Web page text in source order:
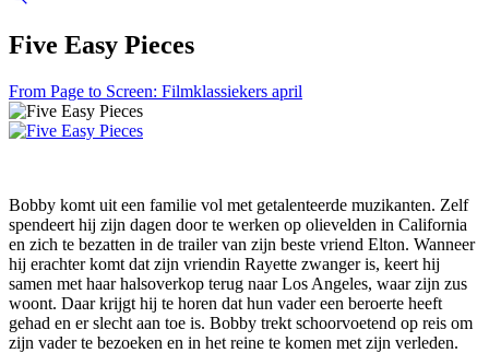
Five Easy Pieces
From Page to Screen: Filmklassiekers april
Bobby komt uit een familie vol met getalenteerde muzikanten. Zelf
spendeert hij zijn dagen door te werken op olievelden in California
en zich te bezatten in de trailer van zijn beste vriend Elton. Wanneer
hij erachter komt dat zijn vriendin Rayette zwanger is, keert hij
samen met haar halsoverkop terug naar Los Angeles, waar zijn zus
woont. Daar krijgt hij te horen dat hun vader een beroerte heeft
gehad en er slecht aan toe is. Bobby trekt schoorvoetend op reis om
zijn vader te bezoeken en in het reine te komen met zijn verleden.